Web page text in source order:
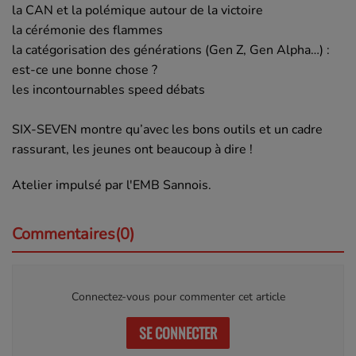
la CAN et la polémique autour de la victoire
la cérémonie des flammes
la catégorisation des générations (Gen Z, Gen Alpha…) :
est-ce une bonne chose ?
les incontournables speed débats
SIX-SEVEN montre qu’avec les bons outils et un cadre
rassurant, les jeunes ont beaucoup à dire !
Atelier impulsé par l'EMB Sannois.
Commentaires(0)
Connectez-vous pour commenter cet article
SE CONNECTER